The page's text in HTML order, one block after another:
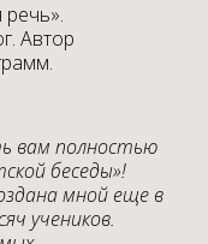
Автор
вам полностью
беседы»!
мной еще в
учеников.